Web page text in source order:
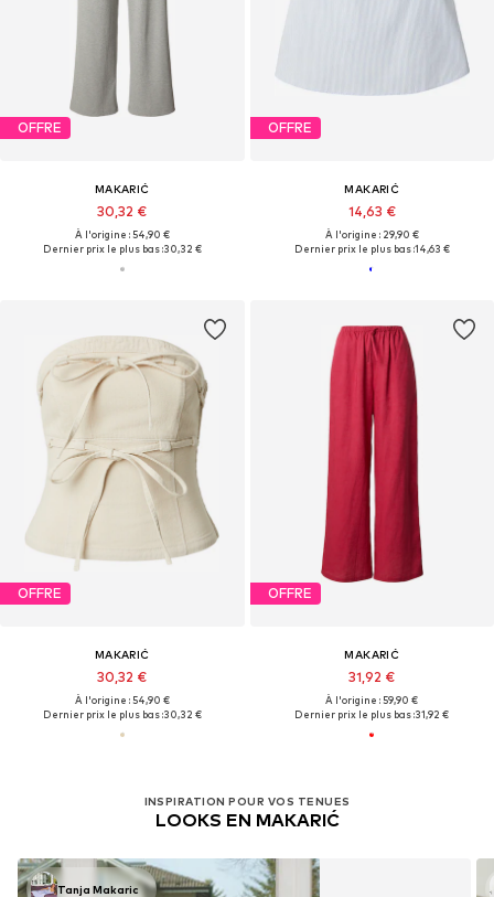
OFFRE
MAKARIĆ
30,32 €
À l'origine : 54,90 €
Dernier prix le plus bas :30,32 €
OFFRE
MAKARIĆ
14,63 €
À l'origine : 29,90 €
Dernier prix le plus bas :14,63 €
OFFRE
MAKARIĆ
30,32 €
À l'origine : 54,90 €
Dernier prix le plus bas :30,32 €
OFFRE
MAKARIĆ
31,92 €
À l'origine : 59,90 €
Dernier prix le plus bas :31,92 €
INSPIRATION POUR VOS TENUES
LOOKS EN MAKARIĆ
Tanja Makaric